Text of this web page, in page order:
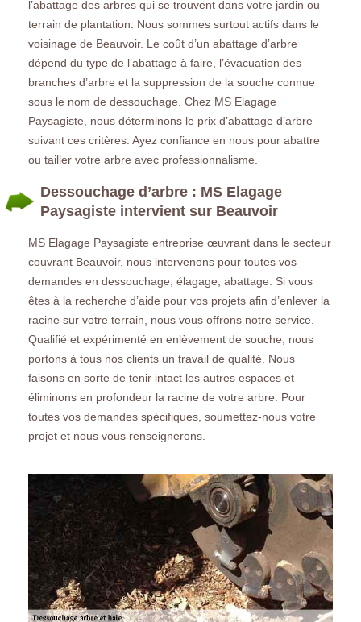
l’abattage des arbres qui se trouvent dans votre jardin ou
terrain de plantation. Nous sommes surtout actifs dans le
voisinage de Beauvoir. Le coût d’un abattage d’arbre
dépend du type de l’abattage à faire, l’évacuation des
branches d’arbre et la suppression de la souche connue
sous le nom de dessouchage. Chez MS Elagage
Paysagiste, nous déterminons le prix d’abattage d’arbre
suivant ces critères. Ayez confiance en nous pour abattre
ou tailler votre arbre avec professionnalisme.
Dessouchage d’arbre : MS Elagage
Paysagiste intervient sur Beauvoir
MS Elagage Paysagiste entreprise œuvrant dans le secteur
couvrant Beauvoir, nous intervenons pour toutes vos
demandes en dessouchage, élagage, abattage. Si vous
êtes à la recherche d’aide pour vos projets afin d’enlever la
racine sur votre terrain, nous vous offrons notre service.
Qualifié et expérimenté en enlèvement de souche, nous
portons à tous nos clients un travail de qualité. Nous
faisons en sorte de tenir intact les autres espaces et
éliminons en profondeur la racine de votre arbre. Pour
toutes vos demandes spécifiques, soumettez-nous votre
projet et nous vous renseignerons.